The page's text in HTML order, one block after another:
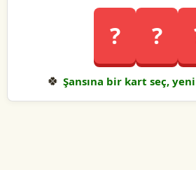
? ?
🍀 Şansına bir kart seç,